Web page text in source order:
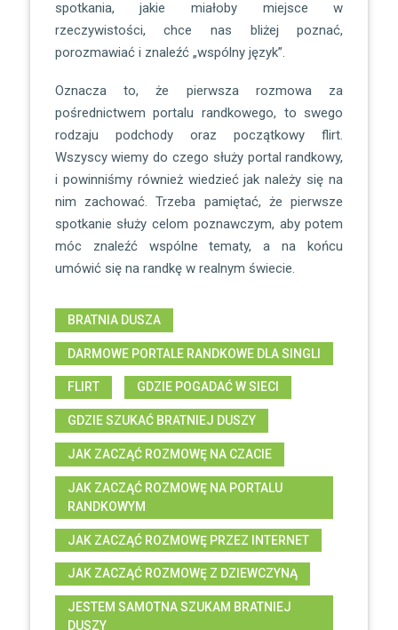
spotkania, jakie miałoby miejsce w
rzeczywistości, chce nas bliżej poznać,
porozmawiać i znaleźć „wspólny język”.
Oznacza to, że pierwsza rozmowa za
pośrednictwem portalu randkowego, to swego
rodzaju podchody oraz początkowy flirt.
Wszyscy wiemy do czego służy portal randkowy,
i powinniśmy również wiedzieć jak należy się na
nim zachować. Trzeba pamiętać, że pierwsze
spotkanie służy celom poznawczym, aby potem
móc znaleźć wspólne tematy, a na końcu
umówić się na randkę w realnym świecie.
BRATNIA DUSZA
DARMOWE PORTALE RANDKOWE DLA SINGLI
FLIRT GDZIE POGADAĆ W SIECI
GDZIE SZUKAĆ BRATNIEJ DUSZY
JAK ZACZĄĆ ROZMOWĘ NA CZACIE
JAK ZACZĄĆ ROZMOWĘ NA PORTALU
RANDKOWYM
JAK ZACZĄĆ ROZMOWĘ PRZEZ INTERNET
JAK ZACZĄĆ ROZMOWĘ Z DZIEWCZYNĄ
JESTEM SAMOTNA SZUKAM BRATNIEJ
DUSZY